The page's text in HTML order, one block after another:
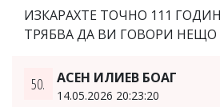
ИЗКАРАХТЕ ТОЧНО 111
ТРЯБВА ДА ВИ ГОВОРИ НЕЩО
50. АСЕН ИЛИЕВ БОАГ
14.05.2026 20:23:20